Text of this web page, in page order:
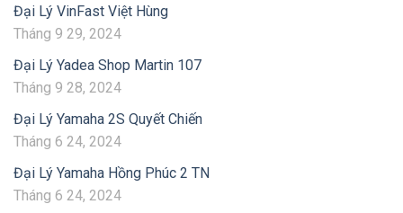
Đại Lý VinFast Việt Hùng
Tháng 9 29, 2024
Đại Lý Yadea Shop Martin 107
Tháng 9 28, 2024
Đại Lý Yamaha 2S Quyết Chiến
Tháng 6 24, 2024
Đại Lý Yamaha Hồng Phúc 2 TN
Tháng 6 24, 2024